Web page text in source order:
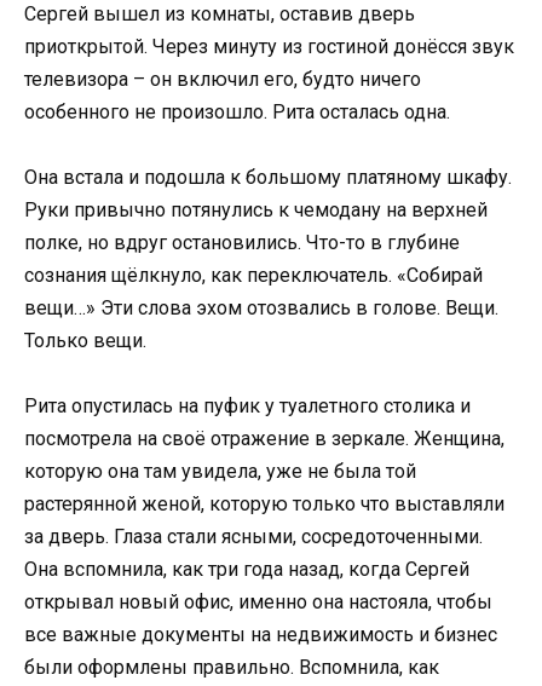
Сергей вышел из комнаты, оставив дверь
приоткрытой. Через минуту из гостиной донёсся звук
телевизора – он включил его, будто ничего
особенного не произошло. Рита осталась одна.
Она встала и подошла к большому платяному шкафу.
Руки привычно потянулись к чемодану на верхней
полке, но вдруг остановились. Что-то в глубине
сознания щёлкнуло, как переключатель. «Собирай
вещи…» Эти слова эхом отозвались в голове. Вещи.
Только вещи.
Рита опустилась на пуфик у туалетного столика и
посмотрела на своё отражение в зеркале. Женщина,
которую она там увидела, уже не была той
растерянной женой, которую только что выставляли
за дверь. Глаза стали ясными, сосредоточенными.
Она вспомнила, как три года назад, когда Сергей
открывал новый офис, именно она настояла, чтобы
все важные документы на недвижимость и бизнес
были оформлены правильно. Вспомнила, как